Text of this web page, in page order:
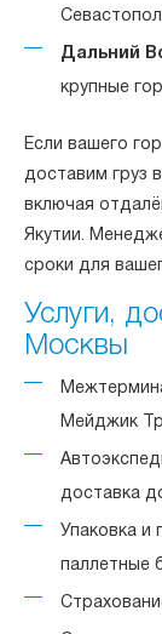
Дальний
крупные
Если вашего
доставим груз
включая
Якутии.
сроки для
Услуги,
Москвы
Мейджик
доставка
Упаковка и
паллетные